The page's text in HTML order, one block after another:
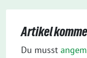
Artikel
Du musst